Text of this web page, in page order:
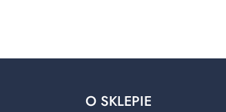
O SKLEPIE